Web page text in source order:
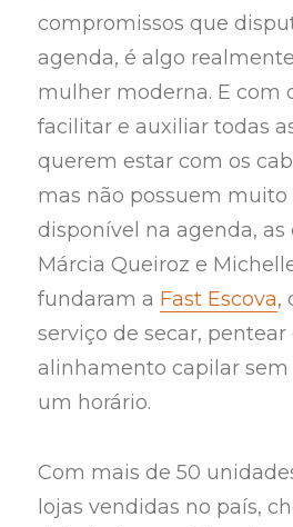
compromissos que
agenda, é algo
mulher moderna. E com
facilitar e auxiliar todas
querem estar com os
mas não possuem
disponível na agenda, as
Márcia Queiroz e
fundaram a Fast Escova,
serviço de secar,
alinhamento capilar
um horário.
Com mais de 50
lojas vendidas no país,